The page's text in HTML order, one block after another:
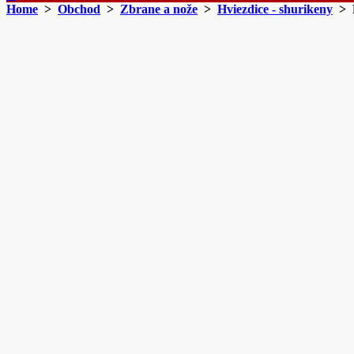
Home > Obchod > Zbrane a nože > Hviezdice - shurikeny >